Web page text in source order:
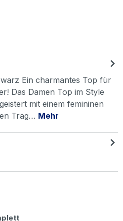
Ein charmantes Top für
Das Damen Top im Style
mit einem femininen
Träg… Mehr